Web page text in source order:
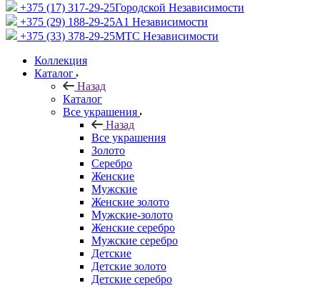
+375 (17) 317-29-25Городской Независимости
+375 (29) 188-29-25A1 Независимости
+375 (33) 378-29-25МТС Независимости
Коллекция
Каталог
Назад
Каталог
Все украшения
Назад
Все украшения
Золото
Серебро
Женские
Мужские
Женские золото
Мужские-золото
Женские серебро
Мужские серебро
Детские
Детские золото
Детские серебро